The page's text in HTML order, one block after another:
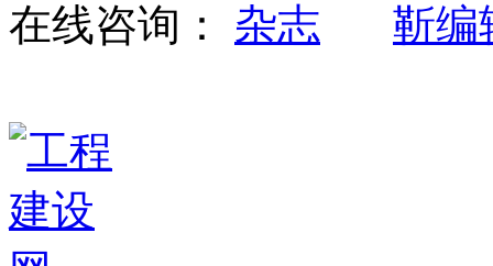
在线咨询： 靳编